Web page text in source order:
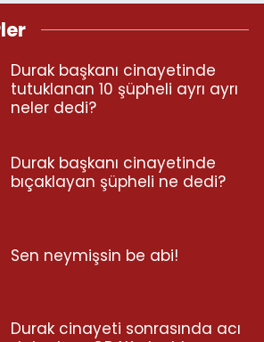
Durak başkanı cinayetinde
tutuklanan 10 şüpheli ayrı ayrı
neler dedi?
Durak başkanı cinayetinde
bıçaklayan şüpheli ne dedi?
Sen neymişsin be abi!
Durak cinayeti sonrasında acı